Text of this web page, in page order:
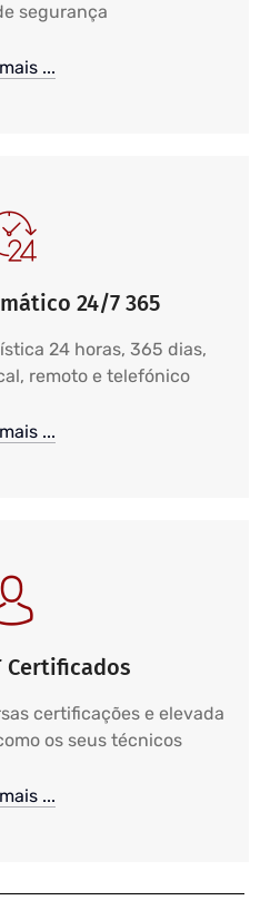
segurança
...
24/7 365
24 horas, 365 dias,
remoto e telefónico
...
Certificados
certificações e elevada
os seus técnicos
...